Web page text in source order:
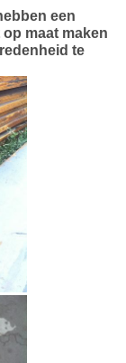
een
maat maken
te